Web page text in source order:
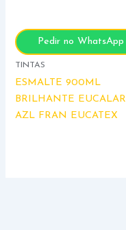
Pedir no WhatsApp
TINTAS
ESMALTE 900ML
BRILHANTE EUCALAR
AZL FRAN EUCATEX